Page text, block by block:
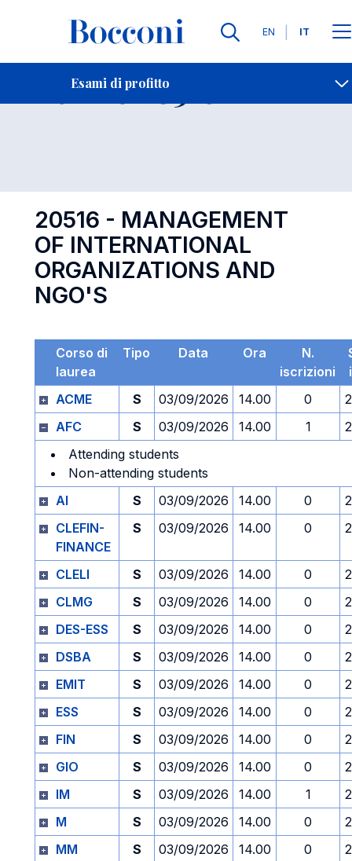
Lingue
EN IT
Esami di profitto
Contatti
Esame 20516 Open
20516 - MANAGEMENT
OF INTERNATIONAL
ORGANIZATIONS AND
NGO'S
Corso di
laurea
Tipo Data Ora
N.
iscrizioni
ACME
S 03/09/2026 14.00 0
AFC
S 03/09/2026 14.00 1
Attending students
Non-attending students
AI
S 03/09/2026 14.00 0
CLEFIN-
FINANCE
S 03/09/2026 14.00 0
CLELI S 03/09/2026 14.00 0
CLMG
S 03/09/2026 14.00 0
DES-ESS
S 03/09/2026 14.00 0
DSBA
S 03/09/2026 14.00 0
EMIT
S 03/09/2026 14.00 0
ESS
S 03/09/2026 14.00 0
FIN
S 03/09/2026 14.00 0
GIO
S 03/09/2026 14.00 0
IM
S 03/09/2026 14.00 1
M
S 03/09/2026 14.00 0
MM
S 03/09/2026 14.00 0